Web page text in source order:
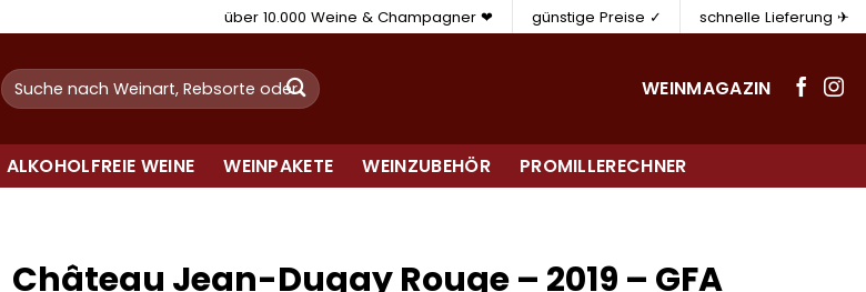
über 10.000 Weine & Champagner ❤ günstige Preise ✓ schnelle Lieferung ✈
Suchen
nach:
WEINMAGAZIN
ALKOHOLFREIE WEINE WEINPAKETE WEINZUBEHÖR PROMILLERECHNER
Château Jean-Dugay Rouge – 2019 – GFA